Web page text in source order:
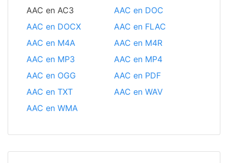
AAC en AC3
AAC en DOC
AAC en DOCX
AAC en FLAC
AAC en M4A
AAC en M4R
AAC en MP3
AAC en MP4
AAC en OGG
AAC en PDF
AAC en TXT
AAC en WAV
AAC en WMA